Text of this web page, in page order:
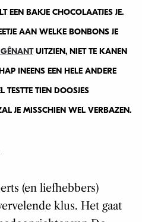
EEN BAKJE CHOCOLAATJES JE.
AAN WELKE BONBONS JE
GÊNANTUITZIEN, NIET TE KANEN
INEENS EEN HELE ANDERE
TESTTE TIEN DOOSJES
JE MISSCHIEN WEL VERBAZEN.
(en liefhebbers)
klus. Het gaat